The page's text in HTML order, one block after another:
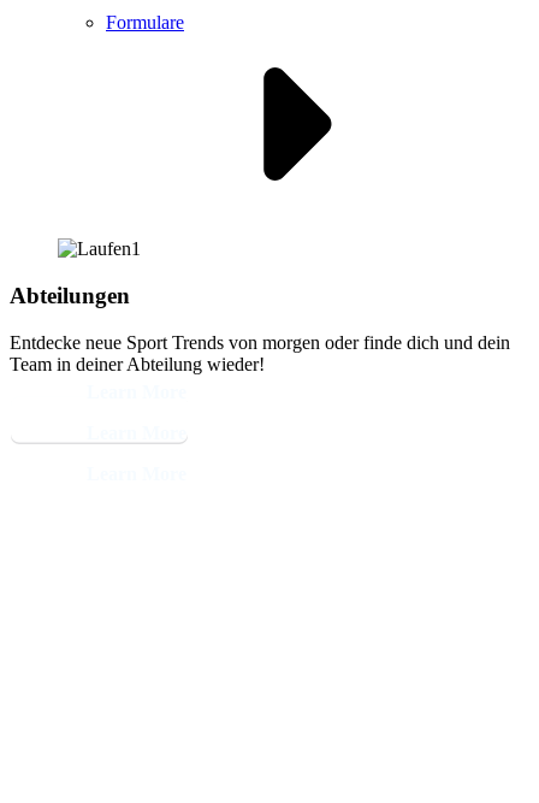
Formulare
Abteilungen
Entdecke neue Sport Trends von morgen oder finde dich und dein
Team in deiner Abteilung wieder!